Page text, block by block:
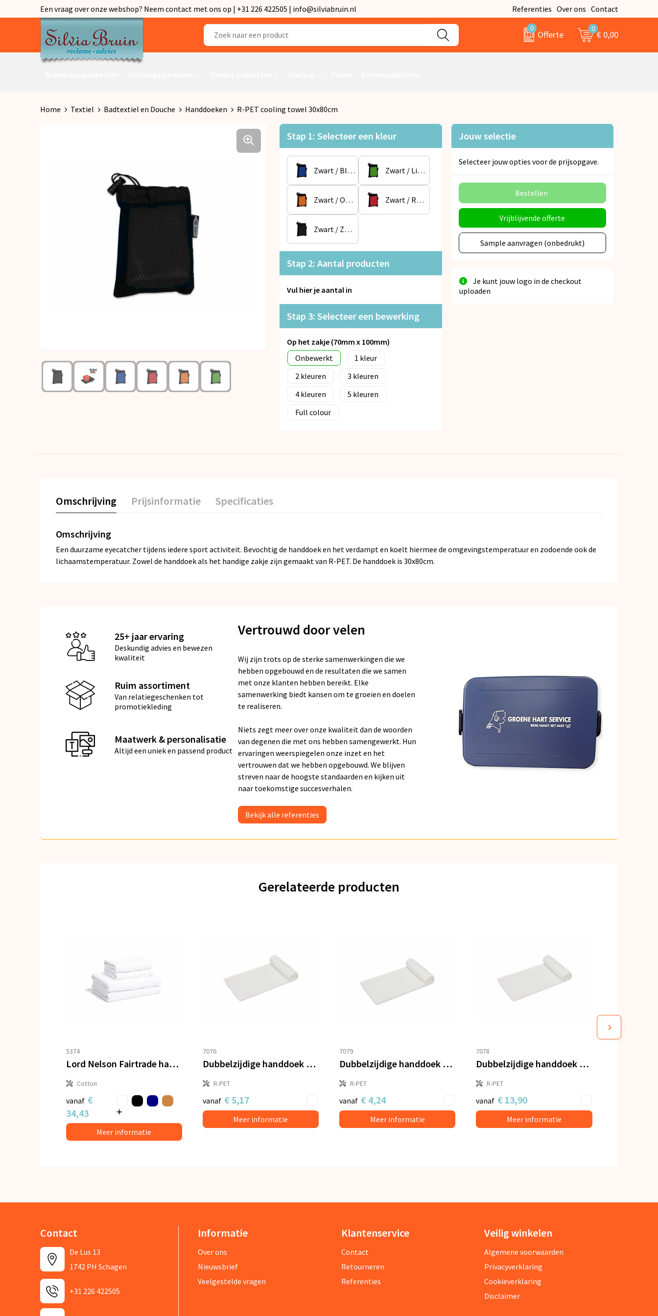
Een vraag over onze webshop? Neem contact met ons op | +31 226 422505 | info@silviabruin.nl Referenties Over ons Contact
0
Offerte
0
€ 0,00
Home Textiel Badtextiel en Douche Handdoeken R-PET cooling towel 30x80cm
Stap 1: Selecteer een kleur
Zwart / Blauw Zwart / Lichtgroen
Zwart / Oranje Zwart / Rood
Zwart / Zwart
Stap 2: Aantal producten
Vul hier je aantal in
Stap 3: Selecteer een bewerking
Op het zakje (70mm x 100mm)
Onbewerkt
1
2
3
4
5
Full colour
Jouw selectie
Selecteer jouw opties voor de prijsopgave.
Bestellen
Vrijblijvende offerte
Sample aanvragen (onbedrukt)
Je kunt jouw logo in de checkout
uploaden
Omschrijving Prijsinformatie Specificaties
Omschrijving
Een duurzame eyecatcher tijdens iedere sport activiteit. Bevochtig de handdoek en het verdampt en koelt hiermee de omgevingstemperatuur en zodoende ook de
lichaamstemperatuur. Zowel de handdoek als het handige zakje zijn gemaakt van R-PET. De handdoek is 30x80cm.
25+ jaar ervaring
Deskundig advies en bewezen
kwaliteit
Ruim assortiment
Van relatiegeschenken tot
promotiekleding
Maatwerk & personalisatie
Altijd een uniek en passend product
Vertrouwd door velen
Wij zijn trots op de sterke samenwerkingen die we
hebben opgebouwd en de resultaten die we samen
met onze klanten hebben bereikt. Elke
samenwerking biedt kansen om te groeien en doelen
te realiseren.
Niets zegt meer over onze kwaliteit dan de woorden
van degenen die met ons hebben samengewerkt. Hun
ervaringen weerspiegelen onze inzet en het
vertrouwen dat we hebben opgebouwd. We blijven
streven naar de hoogste standaarden en kijken uit
naar toekomstige succesverhalen.
Bekijk alle referenties
Gerelateerde producten
5374
Lord Nelson Fairtrade handdoek 70x130cm set van 3
Cotton
vanaf €
34,43
Meer informatie
7076
Dubbelzijdige handdoek sublimatie 50 x 100 cm 400 g/m²
R-PET
vanaf € 5,17
Meer informatie
7079
Dubbelzijdige handdoek sublimatie 30 x 130 cm 400 g/m²
R-PET
vanaf € 4,24
Meer informatie
7078
Dubbelzijdige handdoek sublimatie 100 x 180 cm 400 g/m²
R-PET
vanaf € 13,90
Meer informatie
Contact
De Lus 13
1742 PH Schagen
+31 226 422505
Informatie
Over ons
Nieuwsbrief
Veelgestelde vragen
Klantenservice
Contact
Retourneren
Referenties
Veilig winkelen
Algemene voorwaarden
Privacyverklaring
Cookieverklaring
Disclaimer